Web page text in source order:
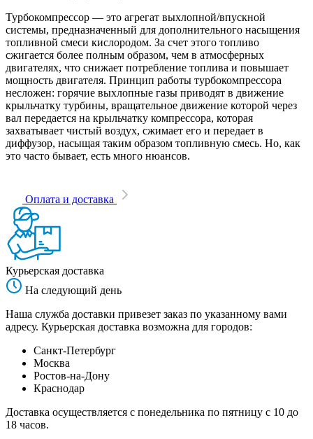
Турбокомпрессор — это агрегат выхлопной/впускной
системы, предназначенный для дополнительного насыщения
топливной смеси кислородом. За счет этого топливо
сжигается более полным образом, чем в атмосферных
двигателях, что снижает потребление топлива и повышает
мощность двигателя. Принцип работы турбокомпрессора
несложен: горячие выхлопные газы приводят в движение
крыльчатку турбины, вращательное движение которой через
вал передается на крыльчатку компрессора, которая
захватывает чистый воздух, сжимает его и передает в
диффузор, насыщая таким образом топливную смесь. Но, как
это часто бывает, есть много нюансов.
Оплата и доставка
Курьерская доставка
На следующий день
Наша служба доставки привезет заказ по указанному вами
адресу. Курьерская доставка возможна для городов:
Санкт-Петербург
Москва
Ростов-на-Дону
Краснодар
Доставка осуществляется с понедельника по пятницу с 10 до
18 часов.